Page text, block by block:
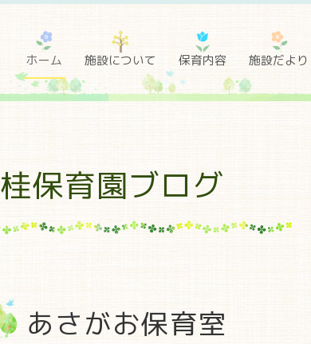
ホーム 施設について 保育内容 施設だより
桂保育園ブログ
あさがお保育室